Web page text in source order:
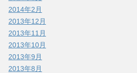
2014年2月
2013年12月
2013年11月
2013年10月
2013年9月
2013年8月